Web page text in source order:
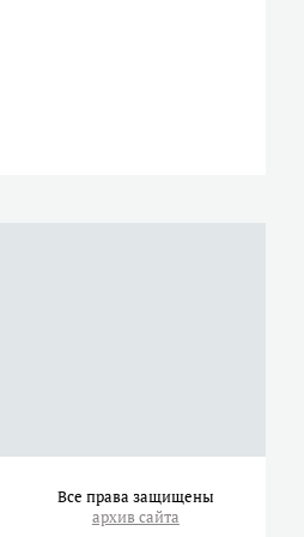
Все права защищены
архив сайта